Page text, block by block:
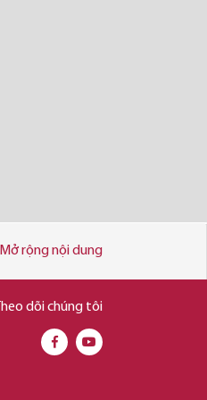
Mở rộng nội dung
Theo dõi chúng tôi